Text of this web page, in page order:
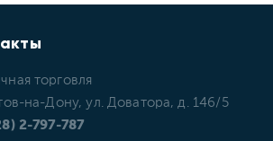
торговля
на-Дону, ул. Доватора, д. 146/5
2-797-787